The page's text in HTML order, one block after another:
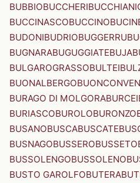
BUBBIOBUCCHERI
BUCCINASCOBUCCINO
BUDONIBUDRIOBUGGERRU
BUGNARABUGUGGIATEBUJA
BULGAROGRASSOBULTEI
BUONALBERGO
BURAGO DI MOLGORABURCEI
BURIASCOBUROLOBURONZO
BUSANOBUSCABUSCATE
BUSNAGOBUSSEROBUSSETO
BUSSOLENGOBUSSOLENO
BUSTO GAROLFOBUTERA